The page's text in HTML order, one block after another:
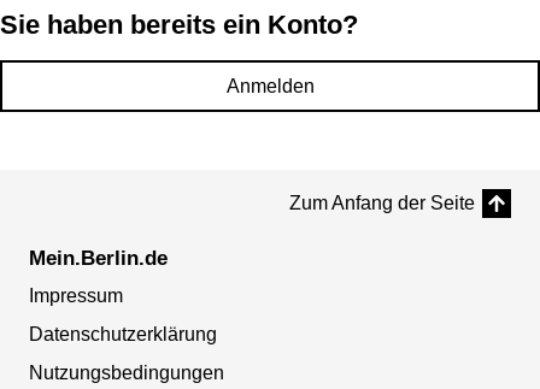
Sie haben bereits ein Konto?
Anmelden
Zum Anfang der Seite
Mein.Berlin.de
Impressum
Datenschutzerklärung
Nutzungsbedingungen